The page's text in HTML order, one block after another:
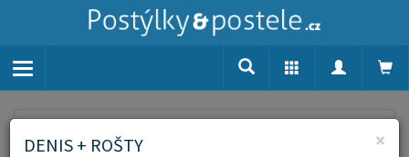
Toggle
×
DENIS + ROŠTY